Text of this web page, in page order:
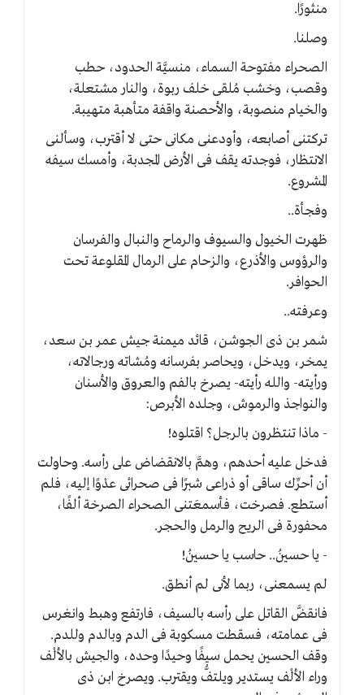
منثورًا.
وصلنا.
الصحراء مفتوحة السماء، منسيَّة الحدود، حطب
وقصب، وخشب مُلقى خلف ربوة، والنار مشتعلة،
والخيام منصوبة، والأحصنة واقفة متأهبة متهيبة.
تركتنى أصابعه، وأودعنى مكانى حتى لا أقترب، وسألنى
الانتظار، فوجدته يقف فى الأرض المجدبة، وأمسك سيفه
المشروع.
وفجأة..
ظهرت الخيول والسيوف والرماح والنبال والفرسان
والرؤوس والأذرع، والزحام على الرمال المقلوعة تحت
الحوافر.
وعرفته..
شمر بن ذى الجوشن، قائد ميمنة جيش عمر بن سعد،
يمخر، ويدخل، ويحاصر بفرسانه ومُشاته ورجالاته،
ورأيته- والله رأيته- يصرخ بالفم والعروق والأسنان
والنواجذ والرموش، وجلده الأبرص:
- ماذا تنتظرون بالرجل؟ اقتلوه!
فدخل عليه أحدهم، وهمَّ بالانقضاض على رأسه. وحاولت
أن أحرِّك ساقى أو ذراعى شبرًا فى صحرائى عدْوًا إليه، فلم
أستطع. فصرخت، فأسمعَتنى الصحراء الصرخة ألفًا،
محفورة فى الريح والرمل والحجر.
- يا حسينُ.. حاسب يا حسينُ!
لم يسمعنى، ربما لأنى لم أنطق.
فانقضَّ القاتل على رأسه بالسيف، فارتفع وهبط وانغرس
فى عمامته، فسقطت مسكوبة فى الدم وبالدم وللدم.
وقف الحسين يحمل سيفًا وحيدًا وحده، والجيش بالألْف
وراء الألْف يستدير ويلتفُّ ويقترب. ويصرخ ابن ذى